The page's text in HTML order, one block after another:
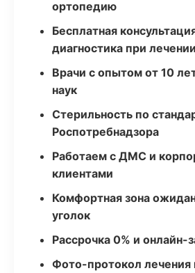
ортопедию
Бесплатная
диагностика при лечении
Врачи с опытом от 10
наук
Стерильность по
Роспотребнадзора
Работаем с ДМС и
клиентами
Комфортная зона
уголок
Рассрочка 0% и онлайн-
Фото-протокол лечения